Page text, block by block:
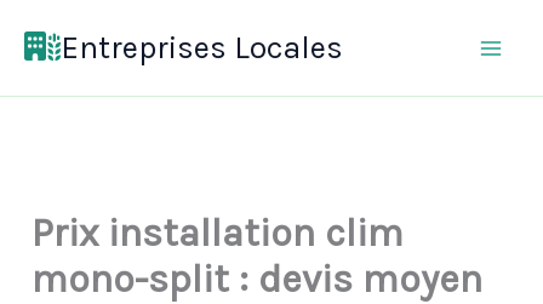
Entreprises Locales
Prix installation clim
mono-split : devis moyen